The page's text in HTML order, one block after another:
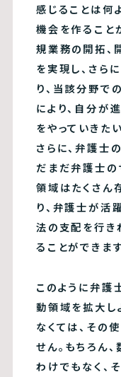
感じることは何
機会を作ること
規業務の開拓、
を実現し、さら
り、当該分野で
により、自分が
をやっていきた
さらに、弁護士
だまだ弁護士の
領域はたくさん
り、弁護士が活
法の支配を行き
ることができます
このように弁護
動領域を拡大し
なくては、その
せん。もちろん
わけでもなく、